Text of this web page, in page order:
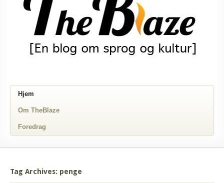
Hjem
Om TheBlaze
Foredrag
Tag Archives: penge